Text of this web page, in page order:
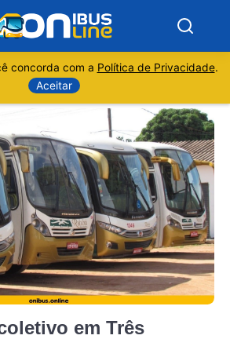
concorda com a Política de Privacidade.
Aceitar
em Três